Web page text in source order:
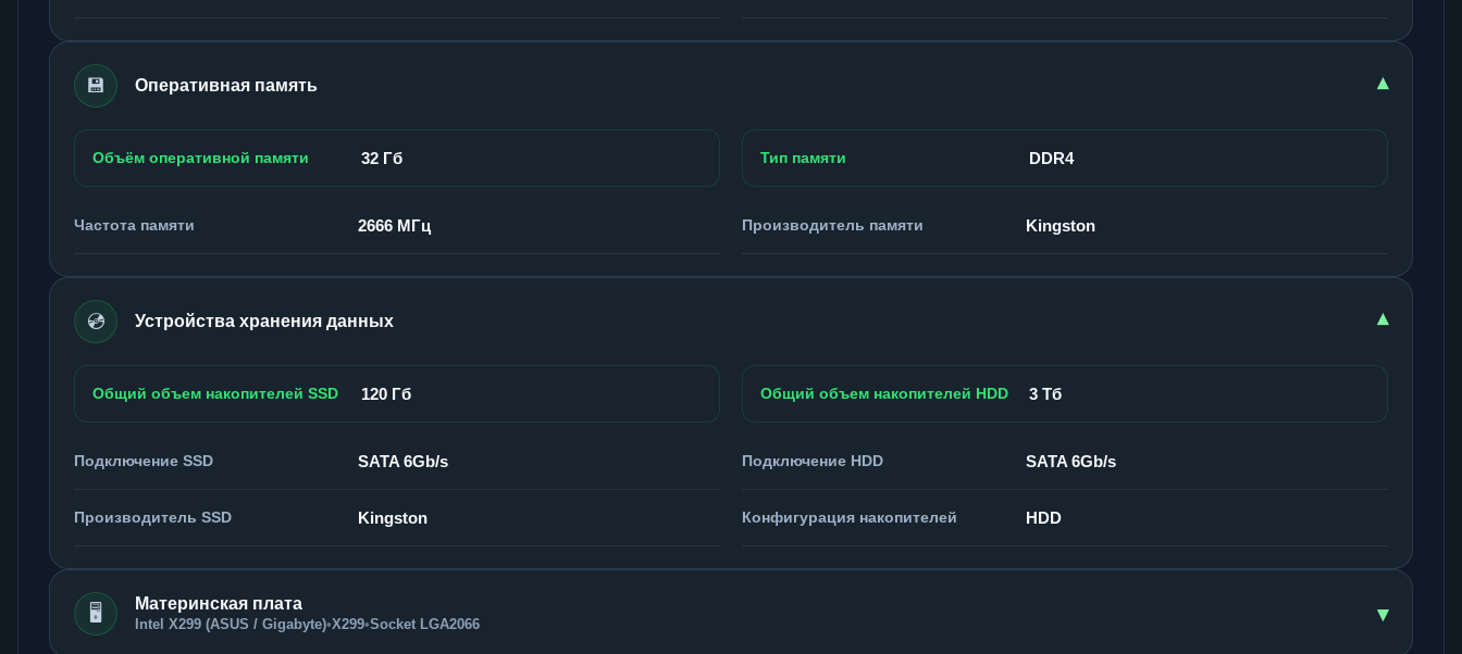
💾 Оперативная память ▾
Объём оперативной памяти 32 Гб Тип памяти DDR4
Частота памяти 2666 МГц Производитель памяти Kingston
💿 Устройства хранения данных ▾
Общий объем накопителей SSD 120 Гб Общий объем накопителей HDD 3 Тб
Подключение SSD SATA 6Gb/s Подключение HDD SATA 6Gb/s
Производитель SSD Kingston Конфигурация накопителей HDD
🖥️ Материнская плата
Intel X299 (ASUS / Gigabyte)•X299•Socket LGA2066 ▾